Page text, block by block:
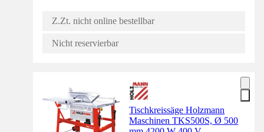
Z.Zt. nicht online bestellbar
Nicht reservierbar
Tischkreissäge Holzmann
Maschinen TKS500S, Ø 500